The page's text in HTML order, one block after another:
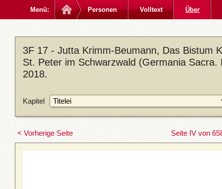
Menü: Personen Volltext Über
3F 17 - Jutta Krimm-Beumann, Das Bistum
St. Peter im Schwarzwald (Germania
2018.
Kapitel
< Vorherige Seite Seite IV von